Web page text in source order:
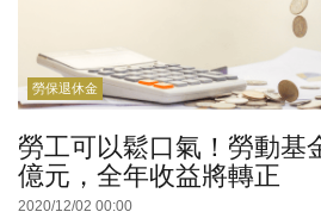
勞保退休金
勞工可以鬆口氣！勞動基
億元，全年收益將轉正
2020/12/02 00:00